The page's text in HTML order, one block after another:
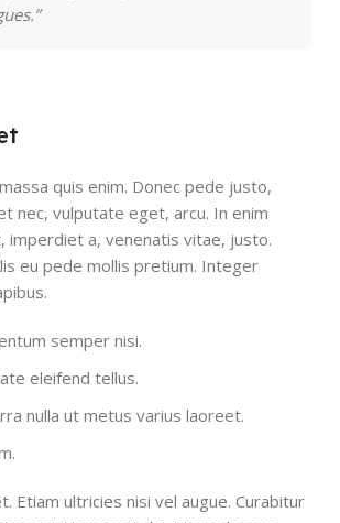
quis enim. Donec pede justo,
nec, vulputate eget, arcu. In enim
imperdiet a, venenatis vitae, justo.
eu pede mollis pretium. Integer
semper nisi.
eleifend tellus.
nulla ut metus varius laoreet.
Etiam ultricies nisi vel augue. Curabitur